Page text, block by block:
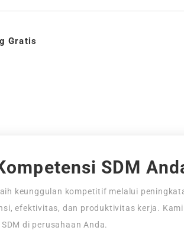
Gratis
SDM
keunggulan kompetitif melalui
efektivitas, dan produktivitas kerja.
di perusahaan Anda.